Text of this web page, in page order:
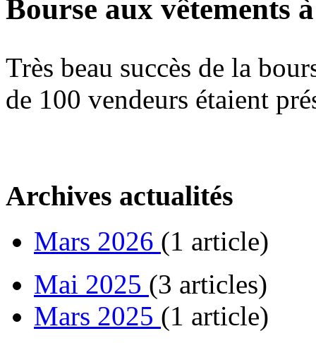
Bourse aux vêtements
Très beau succès de la
de 100 vendeurs étaient
Archives actualités
Mars 2026 (1 article)
Mai 2025 (3 articles)
Mars 2025 (1 article)